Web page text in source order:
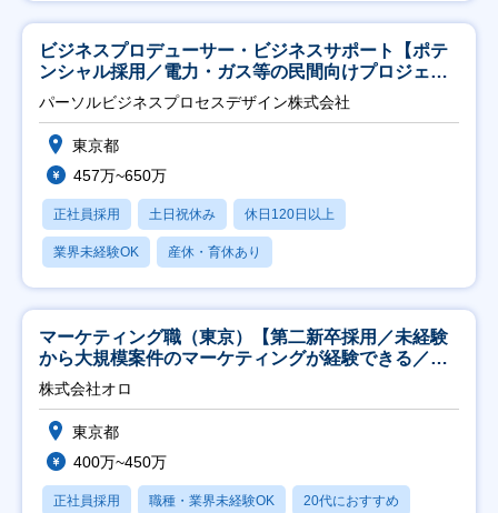
ビジネスプロデューサー・ビジネスサポート【ポテ
ンシャル採用／電力・ガス等の民間向けプロジェク
ト推進】
パーソルビジネスプロセスデザイン株式会社
東京都
457万~650万
正社員採用 土日祝休み 休日120日以上
業界未経験OK 産休・育休あり
マーケティング職（東京）【第二新卒採用／未経験
から大規模案件のマーケティングが経験できる／研
修充実】
株式会社オロ
東京都
400万~450万
正社員採用 職種・業界未経験OK 20代におすすめ